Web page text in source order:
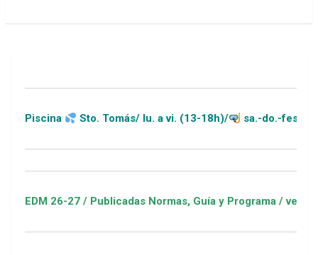
Sto. Tomás/ lu. a vi. (13-18h)/ sa.-do.-festivos
26-27 / Publicadas Normas, Guía y Programa / ver